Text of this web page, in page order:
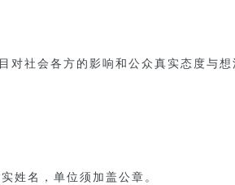
社会各方的影响和公众真实态度与
姓名，单位须加盖公章。